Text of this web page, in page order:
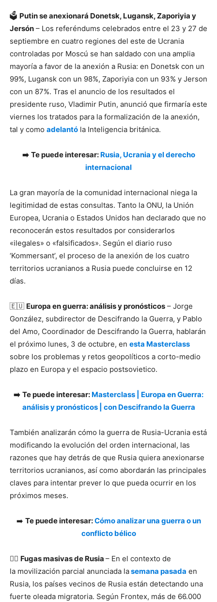
🗳️ Putin se anexionará Donetsk, Lugansk, Zaporiyia y
Jersón – Los referéndums celebrados entre el 23 y 27 de
septiembre en cuatro regiones del este de Ucrania
controladas por Moscú se han saldado con una amplia
mayoría a favor de la anexión a Rusia: en Donetsk con un
99%, Lugansk con un 98%, Zaporiyia con un 93% y Jerson
con un 87%. Tras el anuncio de los resultados el
presidente ruso, Vladimir Putin, anunció que firmaría este
viernes los tratados para la formalización de la anexión,
tal y como adelantó la Inteligencia británica.
➡️ Te puede interesar: Rusia, Ucrania y el derecho
internacional
La gran mayoría de la comunidad internacional niega la
legitimidad de estas consultas. Tanto la ONU, la Unión
Europea, Ucrania o Estados Unidos han declarado que no
reconocerán estos resultados por considerarlos
«ilegales» o «falsificados». Según el diario ruso
‘Kommersant’, el proceso de la anexión de los cuatro
territorios ucranianos a Rusia puede concluirse en 12
días.
🇪🇺 Europa en guerra: análisis y pronósticos – Jorge
González, subdirector de Descifrando la Guerra, y Pablo
del Amo, Coordinador de Descifrando la Guerra, hablarán
el próximo lunes, 3 de octubre, en esta Masterclass
sobre los problemas y retos geopolíticos a corto-medio
plazo en Europa y el espacio postsovietico.
➡️ Te puede interesar: Masterclass | Europa en Guerra:
análisis y pronósticos | con Descifrando la Guerra
También analizarán cómo la guerra de Rusia-Ucrania está
modificando la evolución del orden internacional, las
razones que hay detrás de que Rusia quiera anexionarse
territorios ucranianos, así como abordarán las principales
claves para intentar prever lo que pueda ocurrir en los
próximos meses.
➡️ Te puede interesar:Cómo analizar una guerra o un
conflicto bélico
🏃‍♂️ Fugas masivas de Rusia – En el contexto de
la movilización parcial anunciada lasemana pasada en
Rusia, los países vecinos de Rusia están detectando una
fuerte oleada migratoria. Según Frontex, más de 66.000